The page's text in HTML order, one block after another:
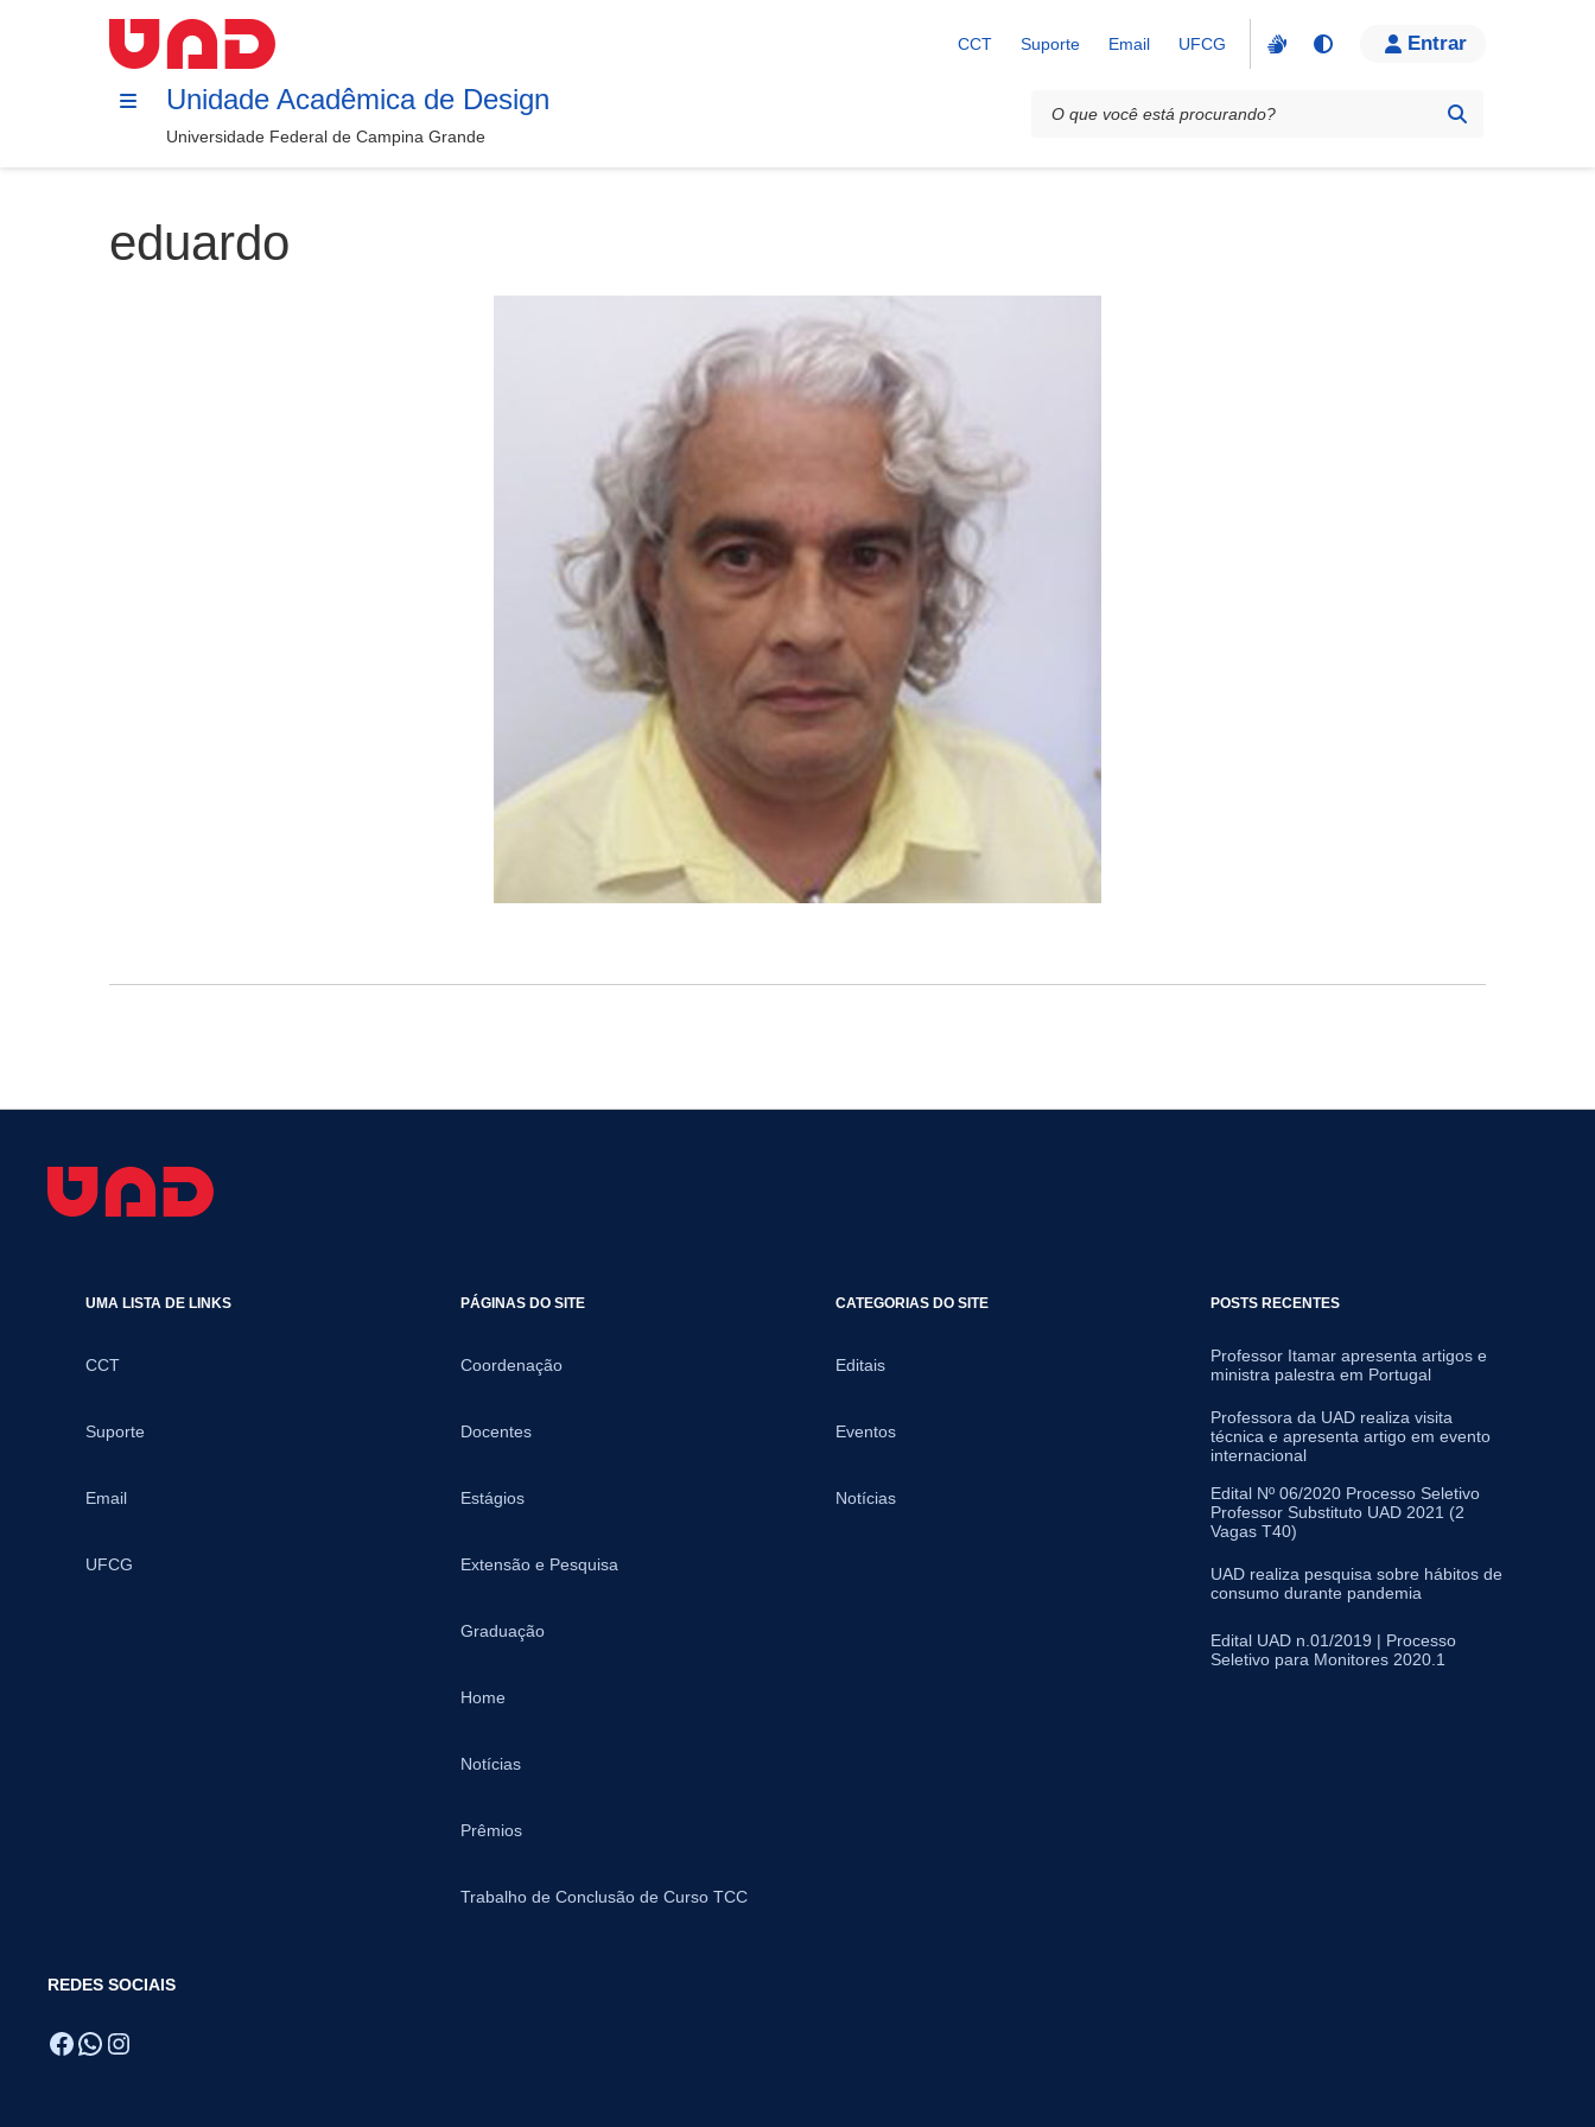
CCT Suporte Email UFCG Entrar
Unidade Acadêmica de Design
Universidade Federal de Campina Grande
eduardo
UMA LISTA DE LINKS
CCT
Suporte
Email
UFCG
PÁGINAS DO SITE
Coordenação
Docentes
Estágios
Extensão e Pesquisa
Graduação
Home
Notícias
Prêmios
Trabalho de Conclusão de Curso TCC
CATEGORIAS DO SITE
Editais
Eventos
Notícias
POSTS RECENTES
Professor Itamar apresenta artigos e
ministra palestra em Portugal
Professora da UAD realiza visita
técnica e apresenta artigo em evento
internacional
Edital Nº 06/2020 Processo Seletivo
Professor Substituto UAD 2021 (2
Vagas T40)
UAD realiza pesquisa sobre hábitos de
consumo durante pandemia
Edital UAD n.01/2019 | Processo
Seletivo para Monitores 2020.1
REDES SOCIAIS
Facebook
WhatsApp
Instagram